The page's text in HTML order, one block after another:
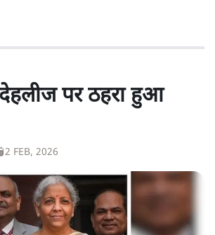
पर ठहरा हुआ
2 FEB, 2026